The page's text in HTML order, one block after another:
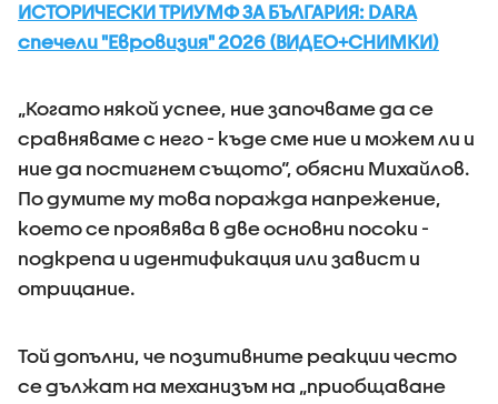
ИСТОРИЧЕСКИ ТРИУМФ ЗА БЪЛГАРИЯ: DARA
спечели "Евровизия" 2026 (ВИДЕО+СНИМКИ)
„Когато някой успее, ние започваме да се
сравняваме с него - къде сме ние и можем ли и
ние да постигнем същото“, обясни Михайлов.
По думите му това поражда напрежение,
което се проявява в две основни посоки -
подкрепа и идентификация или завист и
отрицание.
Той допълни, че позитивните реакции често
се дължат на механизъм на „приобщаване